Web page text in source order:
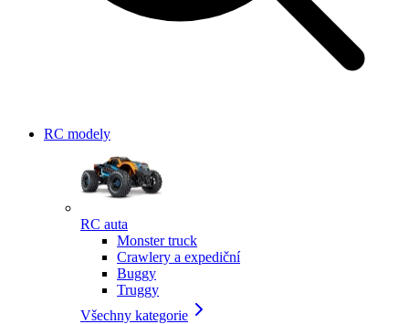
RC modely
RC auta
Monster truck
Crawlery a expediční
Buggy
Truggy
Všechny kategorie